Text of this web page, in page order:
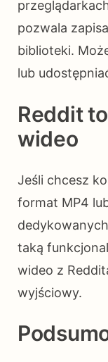
pozwala
biblioteki.
lub
Reddit
wideo
Jeśli chcesz
format MP4
taką
wideo z
wyjściowy.